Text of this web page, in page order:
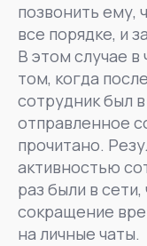
позвонить ему,
все порядке, и
В этом случае
том, когда
сотрудник был
отправленное
прочитано.
активностью
раз были в
сокращение
на личные чаты.